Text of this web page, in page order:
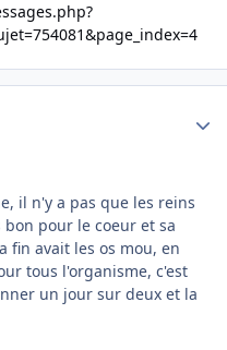
il n'y a pas que les reins
pour le coeur et sa
fin avait les os mou, en
tous l'organisme, c'est
un jour sur deux et la